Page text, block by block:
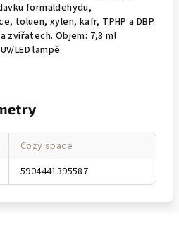
formaldehydu,
toluen, xylen, kafr, TPHP a DBP.
zvířatech. Objem: 7,3 ml
LED lampě
Cozy space
5904441395587